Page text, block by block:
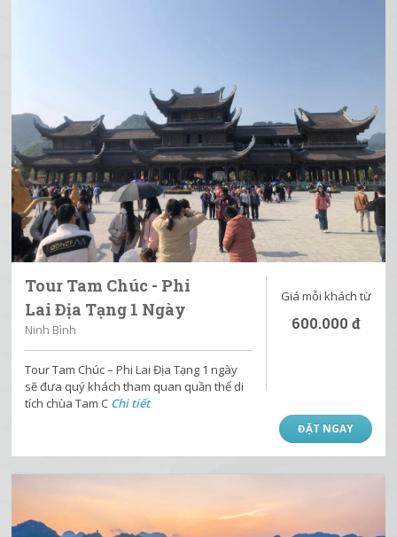
Tour Tam Chúc - Phi
Lai Địa Tạng 1 Ngày
Ninh Bình
Giá mỗi khách từ
600.000 đ
Tour Tam Chúc – Phi Lai Địa Tạng 1 ngày
sẽ đưa quý khách tham quan quần thể di
tích chùa Tam C Chi tiết
ĐẶT NGAY